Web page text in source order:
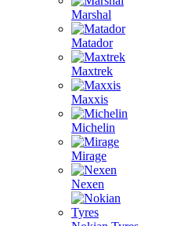
Marshal
Matador
Maxtrek
Maxxis
Michelin
Mirage
Nexen